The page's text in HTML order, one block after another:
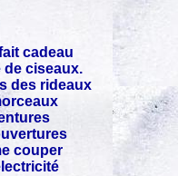
cadeau
de ciseaux.
des rideaux
couper